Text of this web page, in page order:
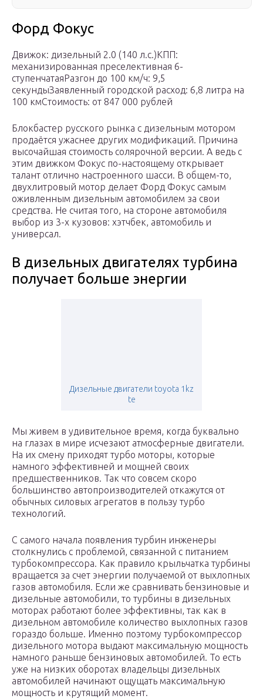
Форд Фокус
Движок: дизельный 2.0 (140 л.с.)КПП:
механизированная преселективная 6-
ступенчатаяРазгон до 100 км/ч: 9,5
секундыЗаявленный городской расход: 6,8 литра на
100 кмСтоимость: от 847 000 рублей
Блокбастер русского рынка с дизельным мотором
продаётся ужаснее других модификаций. Причина
высочайшая стоимость солярочной версии. А ведь с
этим движком Фокус по-настоящему открывает
талант отлично настроенного шасси. В общем-то,
двухлитровый мотор делает Форд Фокус самым
оживленным дизельным автомобилем за свои
средства. Не считая того, на стороне автомобиля
выбор из 3-х кузовов: хэтчбек, автомобиль и
универсал.
В дизельных двигателях турбина
получает больше энергии
Дизельные двигатели toyota 1kz
te
Мы живем в удивительное время, когда буквально
на глазах в мире исчезают атмосферные двигатели.
На их смену приходят турбо моторы, которые
намного эффективней и мощней своих
предшественников. Так что совсем скоро
большинство автопроизводителей откажутся от
обычных силовых агрегатов в пользу турбо
технологий.
С самого начала появления турбин инженеры
столкнулись с проблемой, связанной с питанием
турбокомпрессора. Как правило крыльчатка турбины
вращается за счет энергии получаемой от выхлопных
газов автомобиля. Если же сравнивать бензиновые и
дизельные автомобили, то турбины в дизельных
моторах работают более эффективны, так как в
дизельном автомобиле количество выхлопных газов
гораздо больше. Именно поэтому турбокомпрессор
дизельного мотора выдают максимальную мощность
намного раньше бензиновых автомобилей. То есть
уже на низких оборотах владельцы дизельных
автомобилей начинают ощущать максимальную
мощность и крутящий момент.